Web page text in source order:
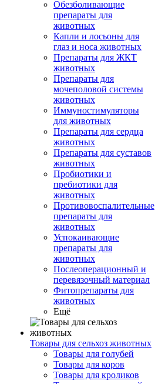
Обезболивающие
препараты для
животных
Капли и лосьоны для
глаз и носа животных
Препараты для ЖКТ
животных
Препараты для
мочеполовой системы
животных
Иммуностимуляторы
для животных
Препараты для сердца
животных
Препараты для суставов
животных
Пробиотики и
пребиотики для
животных
Противовоспалительные
препараты для
животных
Успокаивающие
препараты для
животных
Послеоперационный и
перевязочный материал
Фитопрепараты для
животных
Ещё
Товары для сельхоз животных
Товары для голубей
Товары для коров
Товары для кроликов